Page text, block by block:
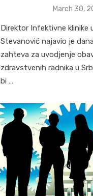
Posted
March 30,
Direktor Infektivne klinike
Stevanović najavio je
zahteva za uvodjenje
zdravstvenih radnika u
bi …